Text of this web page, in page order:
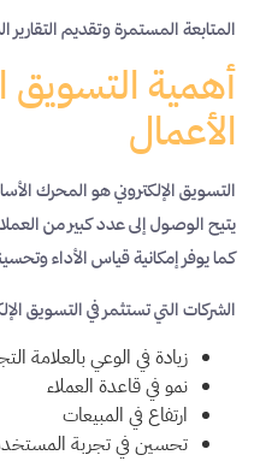
المتابعة المستمرة وتقديم
أهمية التسويق
الأعمال
التسويق الإلكتروني هو المحرك
يتيح الوصول إلى عدد كبير من
كما يوفر إمكانية قياس الأداء
الشركات التي تستثمر في التسويق
زيادة في الوعي بالعلامة
نمو في قاعدة العملاء
ارتفاع في المبيعات
تحسين في تجربة